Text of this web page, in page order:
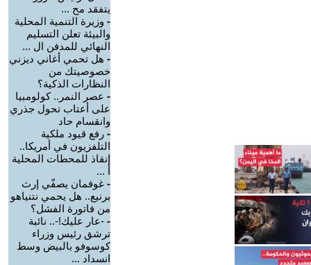
يتفقد مح ...
- وزيرة التنمية المحلية
والبيئة تعلن التسليم
النهائي للمدفن ال ...
- هل تحمي أغاني ديزني
خصوصيتك من
النظارات الذكية؟
- عصر النمر.. كولومبيا
على أعتاب تحول جذري
وانقسام حاد
- رفع قيود ملكية
التلفزيون في أمريكا..
إنقاذ للمحطات المحلية
أ ...
- غوفمان يصفّي إرث
برنيع.. هل يحمي نتنياهو
من فاتورة الفشل؟
- -عار عليك!-.. نائبة
ترشق رئيس وزراء
كوسوفو بالبيض وسط
انسداد ...